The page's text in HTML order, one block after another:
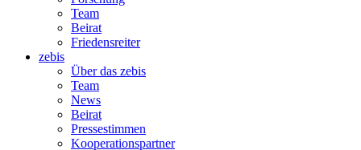
Team
Beirat
Friedensreiter
zebis
Über das zebis
Team
News
Beirat
Pressestimmen
Kooperationspartner